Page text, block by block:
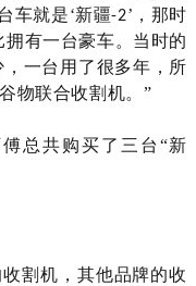
车就是‘新疆-2’，那时
有一台豪车。当时的
一台用了很多年，所
物联合收割机。”
总共购买了三台“新
割机，其他品牌的收